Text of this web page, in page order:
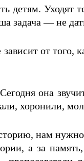
детям. Уходят
задача — не
от
она
хоронили,
нам
а за